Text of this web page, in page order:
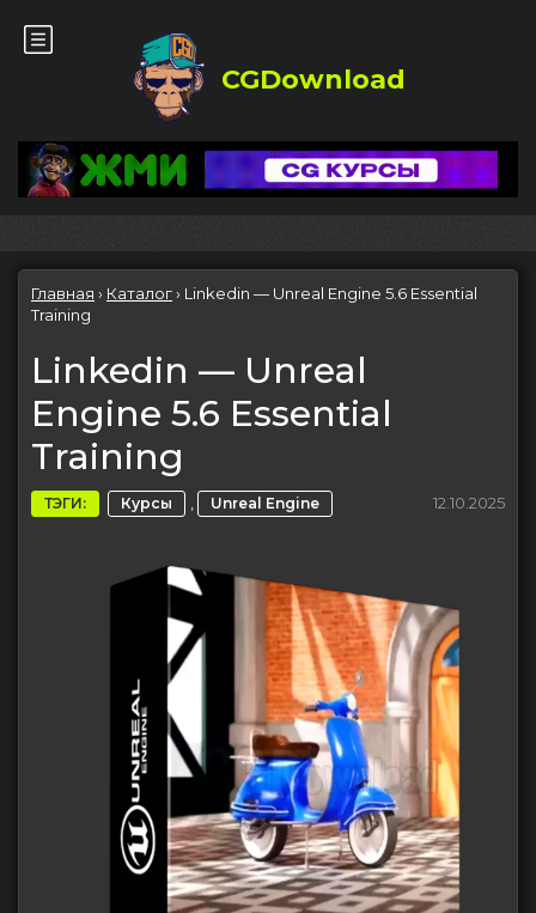
CGDownload
Главная › Каталог› Linkedin — Unreal Engine 5.6 Essential
Training
Linkedin — Unreal
Engine 5.6 Essential
Training
ТЭГИ: Курсы , Unreal Engine 12.10.2025